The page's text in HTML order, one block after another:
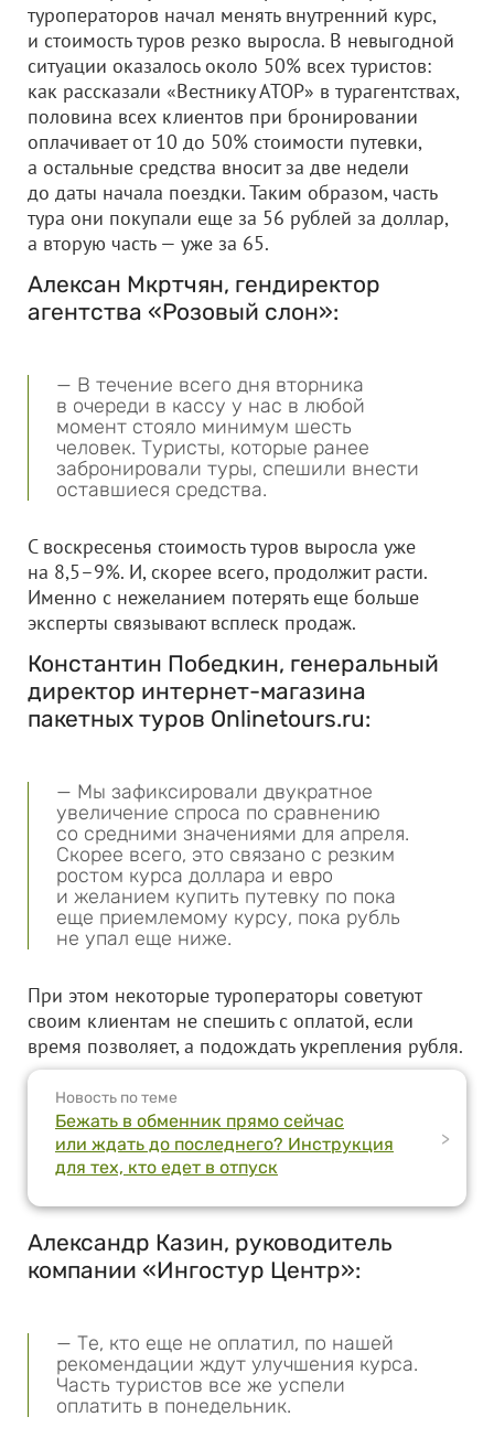
туроператоров начал менять внутренний курс,
и стоимость туров резко выросла. В невыгодной
ситуации оказалось около 50% всех туристов:
как рассказали «Вестнику АТОР» в турагентствах,
половина всех клиентов при бронировании
оплачивает от 10 до 50% стоимости путевки,
а остальные средства вносит за две недели
до даты начала поездки. Таким образом, часть
тура они покупали еще за 56 рублей за доллар,
а вторую часть — уже за 65.
Алексан Мкртчян, гендиректор
агентства «Розовый слон»:
— В течение всего дня вторника
в очереди в кассу у нас в любой
момент стояло минимум шесть
человек. Туристы, которые ранее
забронировали туры, спешили внести
оставшиеся средства.
С воскресенья стоимость туров выросла уже
на 8,5–9%. И, скорее всего, продолжит расти.
Именно с нежеланием потерять еще больше
эксперты связывают всплеск продаж.
Константин Победкин, генеральный
директор интернет-магазина
пакетных туров Onlinetours.ru:
— Мы зафиксировали двукратное
увеличение спроса по сравнению
со средними значениями для апреля.
Скорее всего, это связано с резким
ростом курса доллара и евро
и желанием купить путевку по пока
еще приемлемому курсу, пока рубль
не упал еще ниже.
При этом некоторые туроператоры советуют
своим клиентам не спешить с оплатой, если
время позволяет, а подождать укрепления рубля.
Новость по теме
Бежать в обменник прямо сейчас
или ждать до последнего? Инструкция
для тех, кто едет в отпуск
>
Александр Казин, руководитель
компании «Ингостур Центр»:
— Те, кто еще не оплатил, по нашей
рекомендации ждут улучшения курса.
Часть туристов все же успели
оплатить в понедельник.